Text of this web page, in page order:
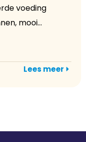
voeding
mooi...
Lees meer